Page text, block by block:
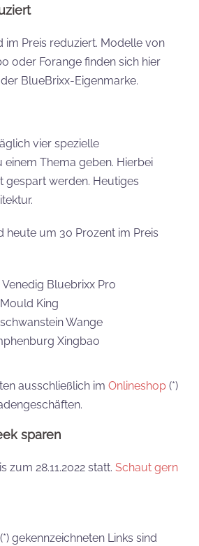
im Preis reduziert. Modelle von
oder Forange finden sich hier
BlueBrixx-Eigenmarke.
vier spezielle
einem Thema geben. Hierbei
gespart werden. Heutiges
heute um 30 Prozent im Preis
Bluebrixx Pro
King
Wange
Xingbao
ausschließlich im Onlineshop (*)
sparen
zum 28.11.2022 statt. Schaut gern
gekennzeichneten Links sind